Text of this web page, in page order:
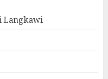
Langkawi